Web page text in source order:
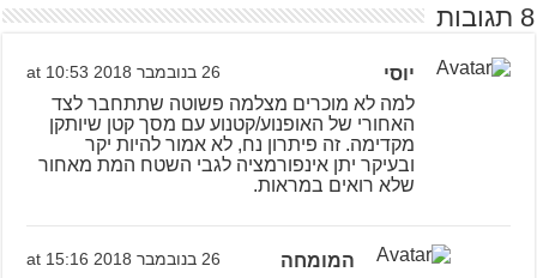
8 תגובות
יוסי 26 בנובמבר 2018 at 10:53
למה לא מוכרים מצלמה פשוטה שתתחבר לצד
האחורי של האופנוע/קטנוע עם מסך קטן שיותקן
מקדימה. זה פיתרון נח, לא אמור להיות יקר
ובעיקר יתן אינפורמציה לגבי השטח המת מאחור
שלא רואים במראות.
המומחה 26 בנובמבר 2018 at 15:16